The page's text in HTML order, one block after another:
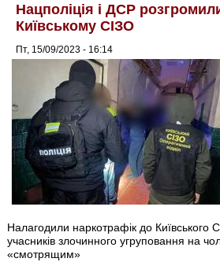
Нацполіція і ДСР
Київському СІЗО
Пт, 15/09/2023 - 16:14
Налагодили наркотрафік до Київського
учасників злочинного угруповання на
«смотрящим»